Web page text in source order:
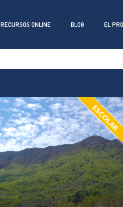
RECURSOS ONLINE BLOG EL
ESCOLAR